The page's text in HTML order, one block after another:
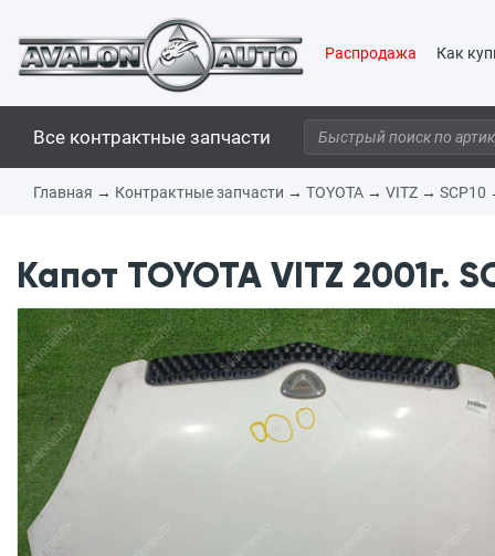
Распродажа Как
Все контрактные запчасти
Главная → Контрактные запчасти → TOYOTA → VITZ → SCP10
Капот TOYOTA VITZ 2001г.